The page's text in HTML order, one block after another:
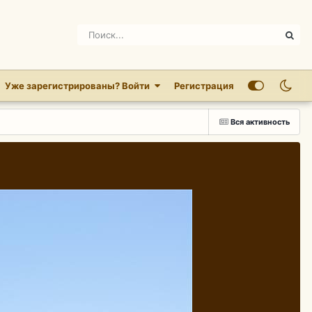
Уже зарегистрированы? Войти Регистрация
Вся активность